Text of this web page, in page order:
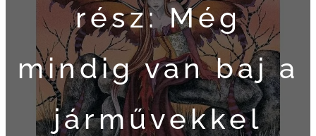
rész: Még
mindig van baj a
járművekkel